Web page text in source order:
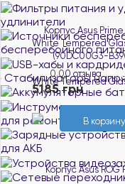
удлинители
бесперебойного
Стабилизаторы
для ремонта
для АКБ
Корпус Asus Prime
White Tempered
(90DC00G3-
0.00 отзыва
5185 грн
В корзину